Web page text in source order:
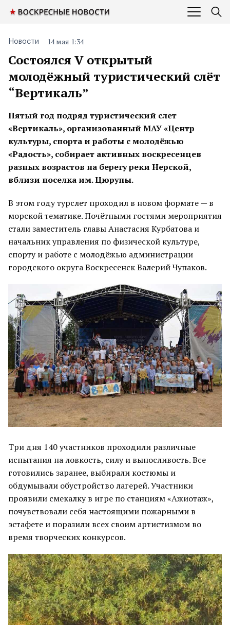
Состоялся V открытый
молодёжный туристический слёт
“Вертикаль”
Новости 14 мая 1:34
Пятый год подряд туристический слет
«Вертикаль», организованный МАУ «Центр
культуры, спорта и работы с молодёжью
«Радость», собирает активных воскресенцев
разных возрастов на берегу реки Нерской,
вблизи поселка им. Цюрупы.
В этом году турслет проходил в новом формате — в
морской тематике. Почётными гостями мероприятия
стали заместитель главы Анастасия Курбатова и
начальник управления по физической культуре,
спорту и работе с молодёжью администрации
городского округа Воскресенск Валерий Чупаков.
Три дня 140 участников проходили различные
испытания на ловкость, силу и выносливость. Все
готовились заранее, выбирали костюмы и
обдумывали обустройство лагерей. Участники
проявили смекалку в игре по станциям «Ажиотаж»,
почувствовали себя настоящими пожарными в
эстафете и поразили всех своим артистизмом во
время творческих конкурсов.